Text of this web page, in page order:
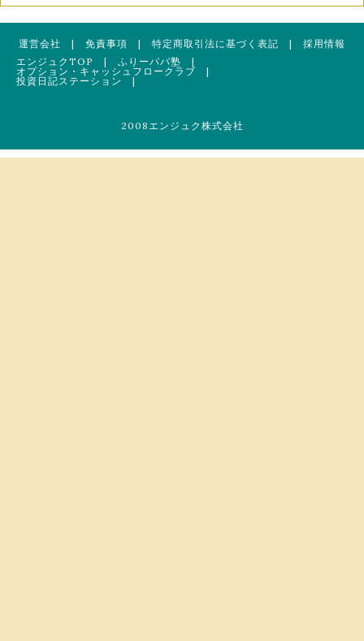
運営会社 | 免責事項 | 特定商取引法に基づく表記 | 採用情報
エンジュクTOP
| ふりーパパ塾 |
オプション・キャッシュフロークラブ |
投資日記ステーション
|
2008エンジュク株式会社